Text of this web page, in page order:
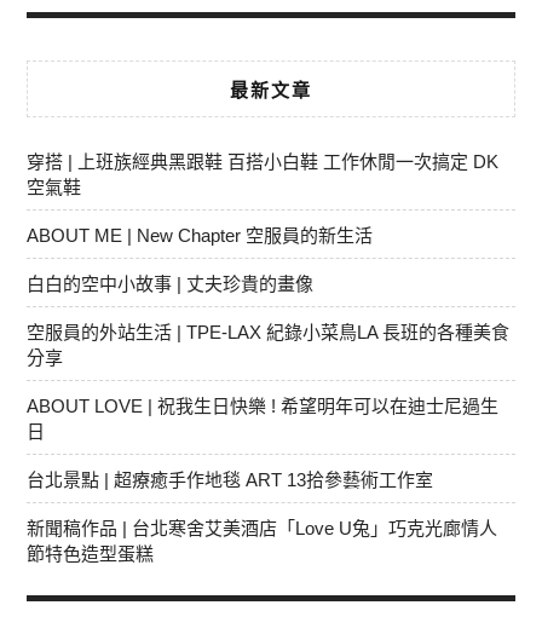
最新文章
穿搭 | 上班族經典黑跟鞋 百搭小白鞋 工作休閒一次搞定 DK
空氣鞋
ABOUT ME | New Chapter 空服員的新生活
白白的空中小故事 | 丈夫珍貴的畫像
空服員的外站生活 | TPE-LAX 紀錄小菜鳥LA 長班的各種美食
分享
ABOUT LOVE | 祝我生日快樂 ! 希望明年可以在迪士尼過生
日
台北景點 | 超療癒手作地毯 ART 13拾參藝術工作室
新聞稿作品 | 台北寒舍艾美酒店「Love U兔」巧克光廊情人
節特色造型蛋糕